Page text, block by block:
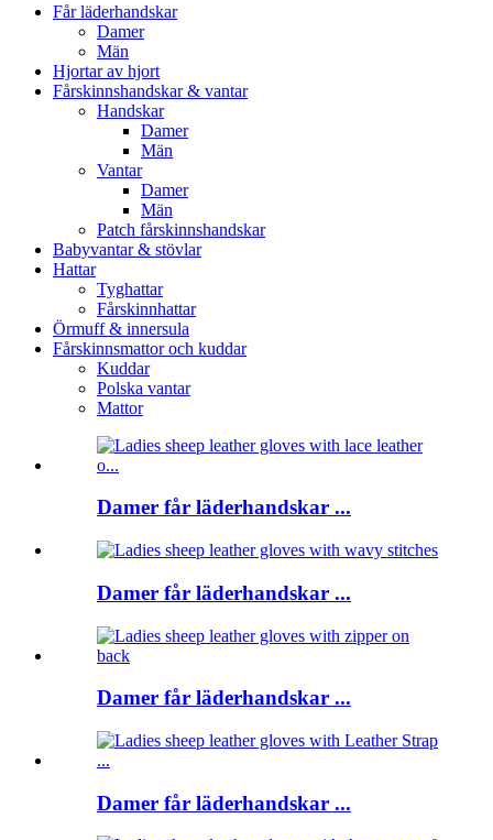
Får läderhandskar
Damer
Män
Hjortar av hjort
Fårskinnshandskar & vantar
Handskar
Damer
Män
Vantar
Damer
Män
Patch fårskinnshandskar
Babyvantar & stövlar
Hattar
Tyghattar
Fårskinnhattar
Örmuff & innersula
Fårskinnsmattor och kuddar
Kuddar
Polska vantar
Mattor
Damer får läderhandskar ...
Damer får läderhandskar ...
Damer får läderhandskar ...
Damer får läderhandskar ...